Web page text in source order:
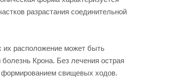
разрастания соединительной
их расположение может быть
Крона. Без лечения острая
формированием свищевых ходов.